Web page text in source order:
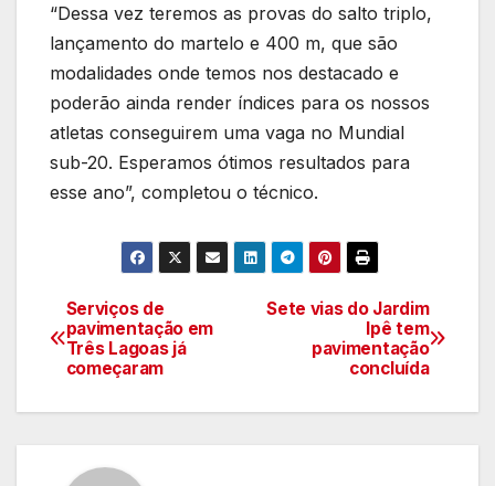
“Dessa vez teremos as provas do salto triplo,
lançamento do martelo e 400 m, que são
modalidades onde temos nos destacado e
poderão ainda render índices para os nossos
atletas conseguirem uma vaga no Mundial
sub-20. Esperamos ótimos resultados para
esse ano”, completou o técnico.
Navegação
de
artigos
Sete vias do Jardim
Ipê tem
pavimentação
concluída
Serviços de
pavimentação em
Três Lagoas já
começaram